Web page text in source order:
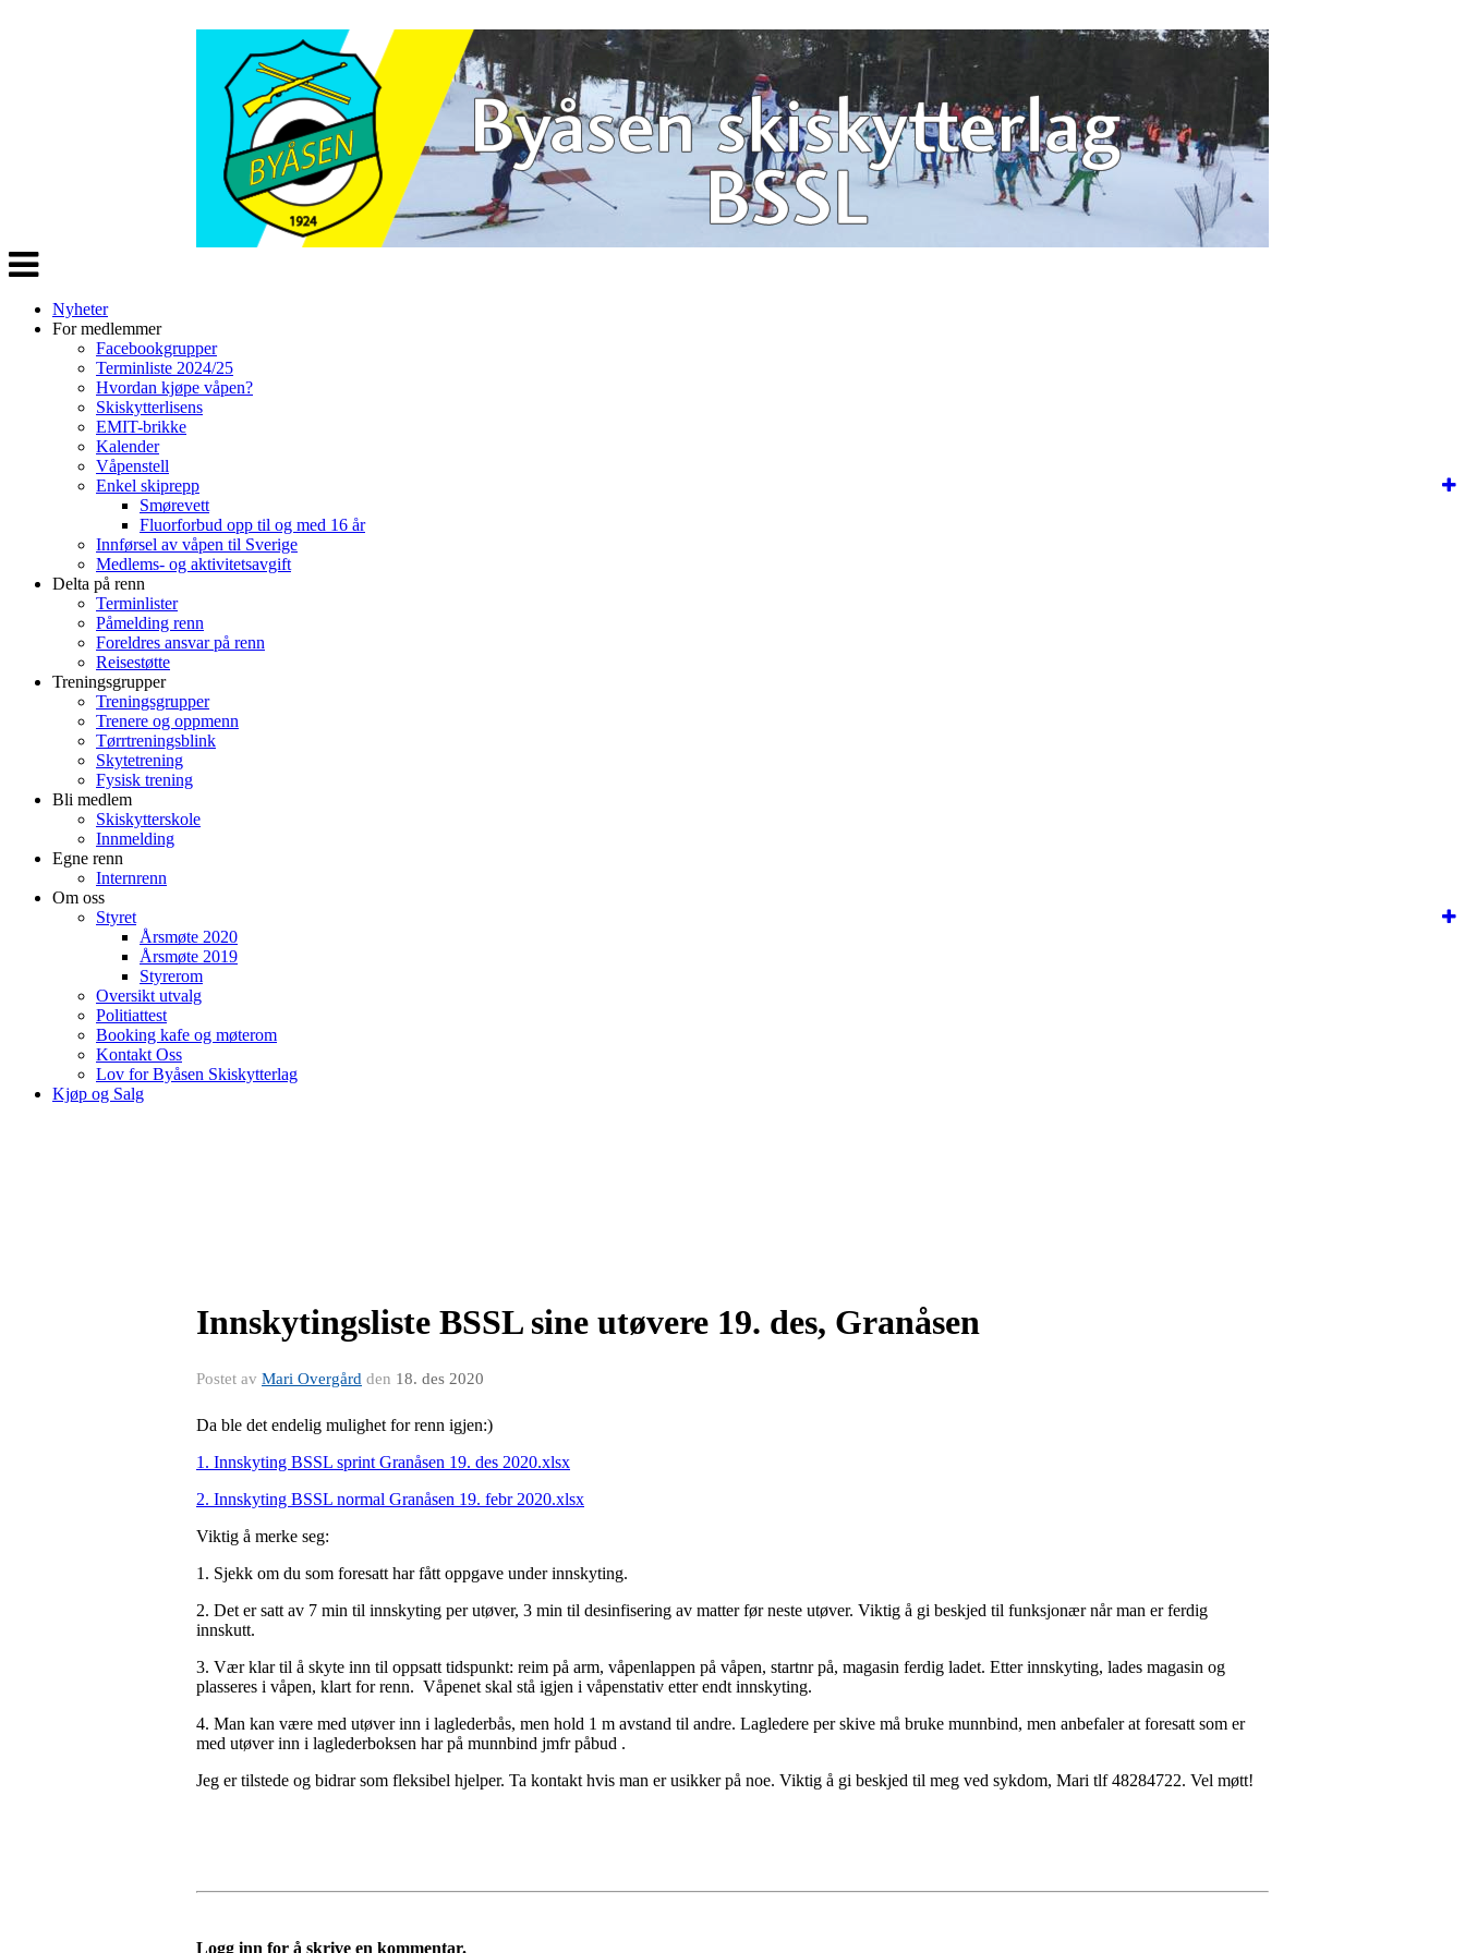
Veksle
navigasjon
Nyheter
For medlemmer
Facebookgrupper
Terminliste 2024/25
Hvordan kjøpe våpen?
Skiskytterlisens
EMIT-brikke
Kalender
Våpenstell
Enkel skiprepp
Smørevett
Fluorforbud opp til og med 16 år
Innførsel av våpen til Sverige
Medlems- og aktivitetsavgift
Delta på renn
Terminlister
Påmelding renn
Foreldres ansvar på renn
Reisestøtte
Treningsgrupper
Treningsgrupper
Trenere og oppmenn
Tørrtreningsblink
Skytetrening
Fysisk trening
Bli medlem
Skiskytterskole
Innmelding
Egne renn
Internrenn
Om oss
Styret
Årsmøte 2020
Årsmøte 2019
Styrerom
Oversikt utvalg
Politiattest
Booking kafe og møterom
Kontakt Oss
Lov for Byåsen Skiskytterlag
Kjøp og Salg
Innskytingsliste BSSL sine utøvere 19. des, Granåsen
Postet av Mari Overgård den 18. des 2020
Da ble det endelig mulighet for renn igjen:)
1. Innskyting BSSL sprint Granåsen 19. des 2020.xlsx
2. Innskyting BSSL normal Granåsen 19. febr 2020.xlsx
Viktig å merke seg:
1. Sjekk om du som foresatt har fått oppgave under innskyting.
2. Det er satt av 7 min til innskyting per utøver, 3 min til desinfisering av matter før neste utøver. Viktig å gi beskjed til funksjonær når man er ferdig
innskutt.
3. Vær klar til å skyte inn til oppsatt tidspunkt: reim på arm, våpenlappen på våpen, startnr på, magasin ferdig ladet. Etter innskyting, lades magasin og
plasseres i våpen, klart for renn. Våpenet skal stå igjen i våpenstativ etter endt innskyting.
4. Man kan være med utøver inn i laglederbås, men hold 1 m avstand til andre. Lagledere per skive må bruke munnbind, men anbefaler at foresatt som er
med utøver inn i laglederboksen har på munnbind jmfr påbud .
Jeg er tilstede og bidrar som fleksibel hjelper. Ta kontakt hvis man er usikker på noe. Viktig å gi beskjed til meg ved sykdom, Mari tlf 48284722. Vel møtt!
Logg inn for å skrive en kommentar.